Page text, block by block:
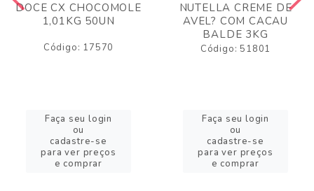
DOCE CX CHOCOMOLE
1,01KG 50UN
Código: 17570
Faça seu login
ou
cadastre-se
para ver preços
e comprar
NUTELLA CREME DE
AVEL? COM CACAU
BALDE 3KG
Código: 51801
Faça seu login
ou
cadastre-se
para ver preços
e comprar